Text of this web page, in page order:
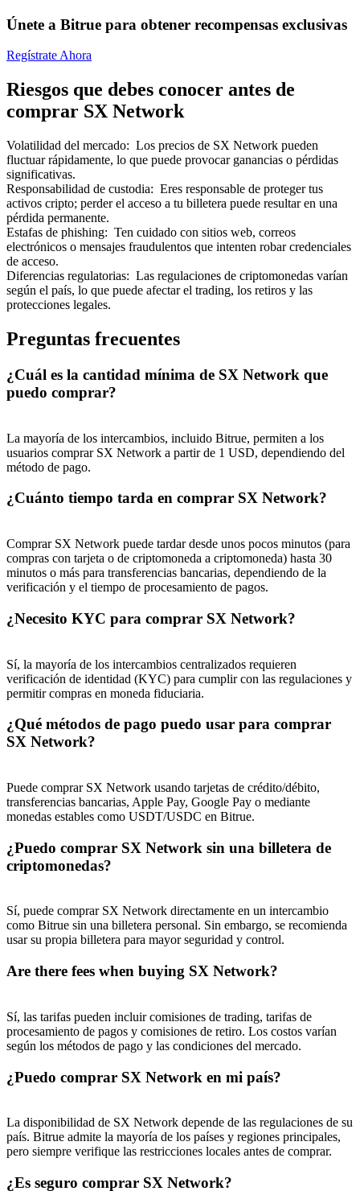
Afiliados de Bitrue
¡Hasta un 65% de comisiones!
Referencia
Invita a un amigo para recibir recompensas en efectivo
Deposit CASHCAT & Win
Deposit CASHCAT & Win
Share 500000 CASHCAT prize pool
Exclusive for BitMart Users
Register & Trade to Win 500,000 USDT
Precious Metals Trading Carnival
Trade Gold & Silver · 33,333 USDT Bonus
USDT Flexible Staking | Daily Rewards
New Listing Futures Fest
Crypto World Cup 2026: Grand Finale
77,777+3k Rewards
Más eventos
Únete a Bitrue para obtener recompensas exclusivas
Regístrate Ahora
Riesgos que debes conocer antes de
comprar SX Network
Volatilidad del mercado: Los precios de SX Network pueden
fluctuar rápidamente, lo que puede provocar ganancias o pérdidas
significativas.
Responsabilidad de custodia: Eres responsable de proteger tus
activos cripto; perder el acceso a tu billetera puede resultar en una
pérdida permanente.
Estafas de phishing: Ten cuidado con sitios web, correos
electrónicos o mensajes fraudulentos que intenten robar credenciales
de acceso.
Diferencias regulatorias: Las regulaciones de criptomonedas varían
según el país, lo que puede afectar el trading, los retiros y las
protecciones legales.
Preguntas frecuentes
¿Cuál es la cantidad mínima de SX Network que
puedo comprar?
La mayoría de los intercambios, incluido Bitrue, permiten a los
usuarios comprar SX Network a partir de 1 USD, dependiendo del
método de pago.
¿Cuánto tiempo tarda en comprar SX Network?
Comprar SX Network puede tardar desde unos pocos minutos (para
compras con tarjeta o de criptomoneda a criptomoneda) hasta 30
minutos o más para transferencias bancarias, dependiendo de la
verificación y el tiempo de procesamiento de pagos.
¿Necesito KYC para comprar SX Network?
Sí, la mayoría de los intercambios centralizados requieren
verificación de identidad (KYC) para cumplir con las regulaciones y
permitir compras en moneda fiduciaria.
¿Qué métodos de pago puedo usar para comprar
SX Network?
Puede comprar SX Network usando tarjetas de crédito/débito,
transferencias bancarias, Apple Pay, Google Pay o mediante
monedas estables como USDT/USDC en Bitrue.
¿Puedo comprar SX Network sin una billetera de
criptomonedas?
Sí, puede comprar SX Network directamente en un intercambio
como Bitrue sin una billetera personal. Sin embargo, se recomienda
usar su propia billetera para mayor seguridad y control.
Are there fees when buying SX Network?
Sí, las tarifas pueden incluir comisiones de trading, tarifas de
procesamiento de pagos y comisiones de retiro. Los costos varían
según los métodos de pago y las condiciones del mercado.
¿Puedo comprar SX Network en mi país?
La disponibilidad de SX Network depende de las regulaciones de su
país. Bitrue admite la mayoría de los países y regiones principales,
pero siempre verifique las restricciones locales antes de comprar.
¿Es seguro comprar SX Network?